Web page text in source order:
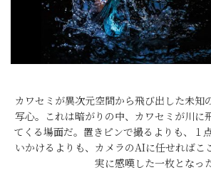
カワセミが異次元空間から飛び出した未知
写心。これは暗がりの中、カワセミが川に
てくる場面だ。置きピンで撮るよりも、１
いかけるよりも、カメラのAIに任せればこ
実に感嘆した一枚となっ